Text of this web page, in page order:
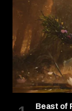
Beast of